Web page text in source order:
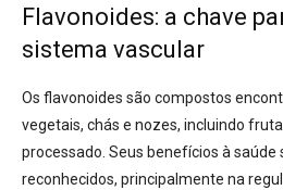
Flavonoides: a chave
sistema vascular
Os flavonoides são compostos
vegetais, chás e nozes, incluindo
processado. Seus benefícios à
reconhecidos, principalmente na